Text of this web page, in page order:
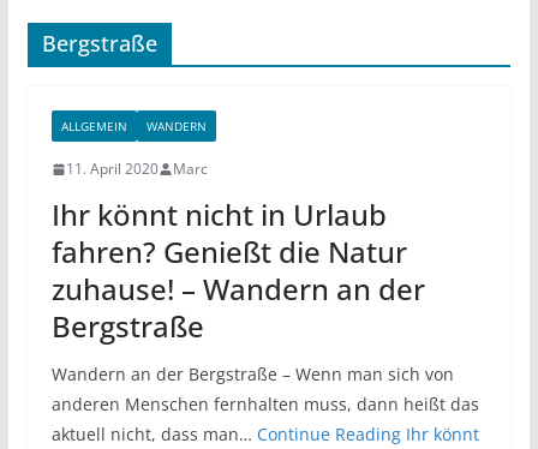
Bergstraße
ALLGEMEIN WANDERN
11. April 2020 Marc
Ihr könnt nicht in Urlaub
fahren? Genießt die Natur
zuhause! – Wandern an der
Bergstraße
Wandern an der Bergstraße – Wenn man sich von
anderen Menschen fernhalten muss, dann heißt das
aktuell nicht, dass man… Continue ReadingIhr könnt